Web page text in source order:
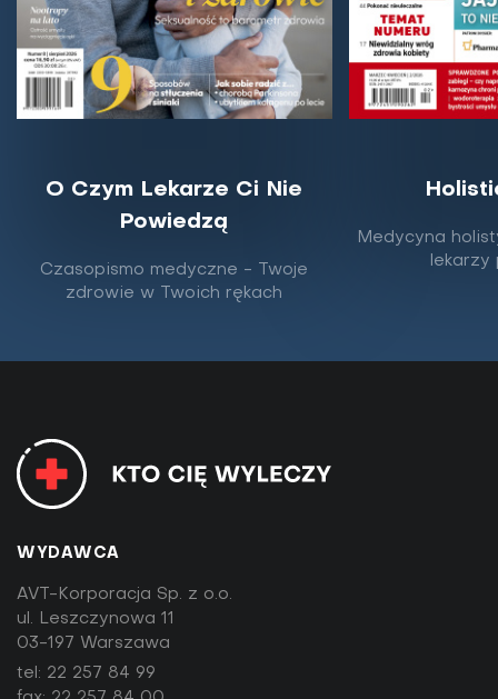
O Czym Lekarze Ci Nie
Powiedzą
Czasopismo medyczne - Twoje
zdrowie w Twoich rękach
Medycyna
lekarzy
WYDAWCA
AVT-Korporacja Sp. z o.o.
ul. Leszczynowa 11
03-197 Warszawa
tel: 22 257 84 99